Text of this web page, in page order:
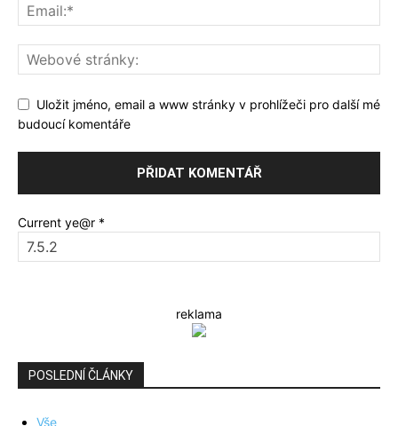
Uložit jméno, email a www stránky v prohlížeči pro další mé
budoucí komentáře
Current ye@r *
reklama
POSLEDNÍ ČLÁNKY
Vše